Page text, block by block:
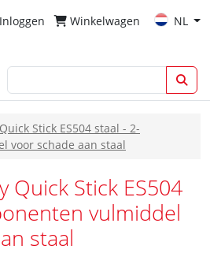
Inloggen Winkelwagen NL
Stick ES504 staal - 2-
voor schade aan staal
Quick Stick ES504
vulmiddel
staal